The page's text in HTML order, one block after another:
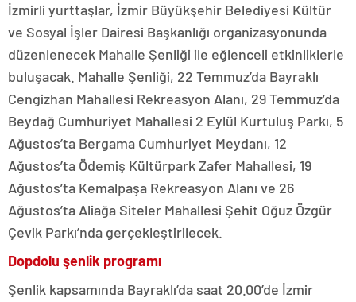
İzmirli yurttaşlar, İzmir Büyükşehir Belediyesi Kültür
ve Sosyal İşler Dairesi Başkanlığı organizasyonunda
düzenlenecek Mahalle Şenliği ile eğlenceli etkinliklerle
buluşacak. Mahalle Şenliği, 22 Temmuz’da Bayraklı
Cengizhan Mahallesi Rekreasyon Alanı, 29 Temmuz’da
Beydağ Cumhuriyet Mahallesi 2 Eylül Kurtuluş Parkı, 5
Ağustos’ta Bergama Cumhuriyet Meydanı, 12
Ağustos’ta Ödemiş Kültürpark Zafer Mahallesi, 19
Ağustos’ta Kemalpaşa Rekreasyon Alanı ve 26
Ağustos’ta Aliağa Siteler Mahallesi Şehit Oğuz Özgür
Çevik Parkı’nda gerçekleştirilecek.
Dopdolu şenlik programı
Şenlik kapsamında Bayraklı’da saat 20.00’de İzmir